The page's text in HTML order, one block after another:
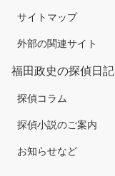
サイトマップ
外部の関連サイト
福田政史の探偵日記
探偵コラム
探偵小説のご案内
お知らせなど